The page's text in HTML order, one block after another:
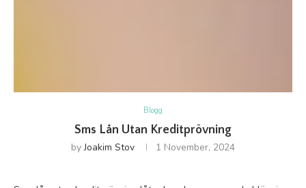
Blogg
Sms Lån Utan Kreditprövning
byJoakim Stov 1 November, 2024